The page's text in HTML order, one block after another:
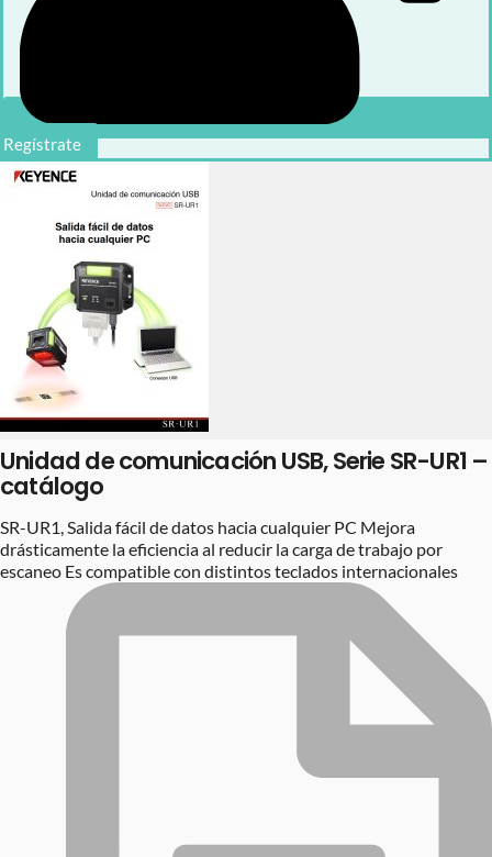
Regístrate
Unidad de comunicación USB, Serie SR-UR1 –
catálogo
SR-UR1, Salida fácil de datos hacia cualquier PC Mejora
drásticamente la eficiencia al reducir la carga de trabajo por
escaneo Es compatible con distintos teclados internacionales